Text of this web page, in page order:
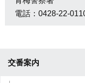
電話：0428-22-
交番案内